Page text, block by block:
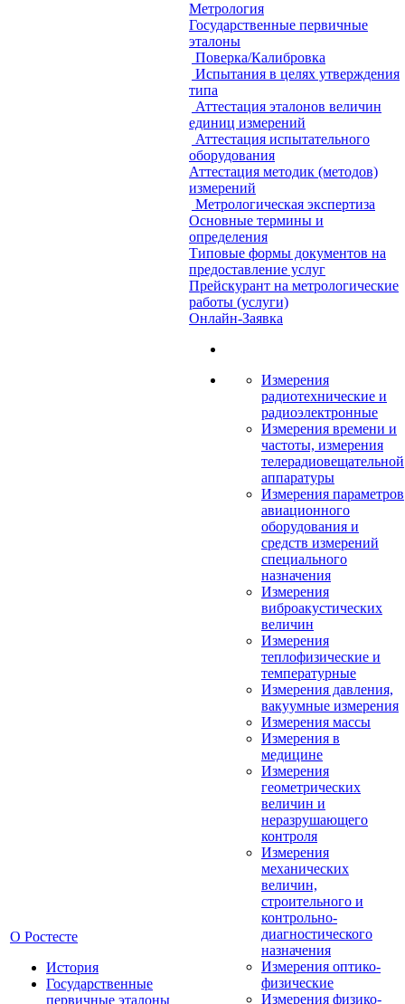
О Ростесте
История
Государственные
первичные эталоны
Метрология
Государственные первичные
эталоны
Поверка/Калибровка
Испытания в целях утверждения
типа
Аттестация эталонов величин
единиц измерений
Аттестация испытательного
оборудования
Аттестация методик (методов)
измерений
Метрологическая экспертиза
Основные термины и
определения
Типовые формы документов на
предоставление услуг
Прейскурант на метрологические
работы (услуги)
Онлайн-Заявка
Измерения
радиотехнические и
радиоэлектронные
Измерения времени и
частоты, измерения
телерадиовещательной
аппаратуры
Измерения параметров
авиационного
оборудования и
средств измерений
специального
назначения
Измерения
виброакустических
величин
Измерения
теплофизические и
температурные
Измерения давления,
вакуумные измерения
Измерения массы
Измерения в
медицине
Измерения
геометрических
величин и
неразрушающего
контроля
Измерения
механических
величин,
строительного и
контрольно-
диагностического
назначения
Измерения оптико-
физические
Измерения физико-